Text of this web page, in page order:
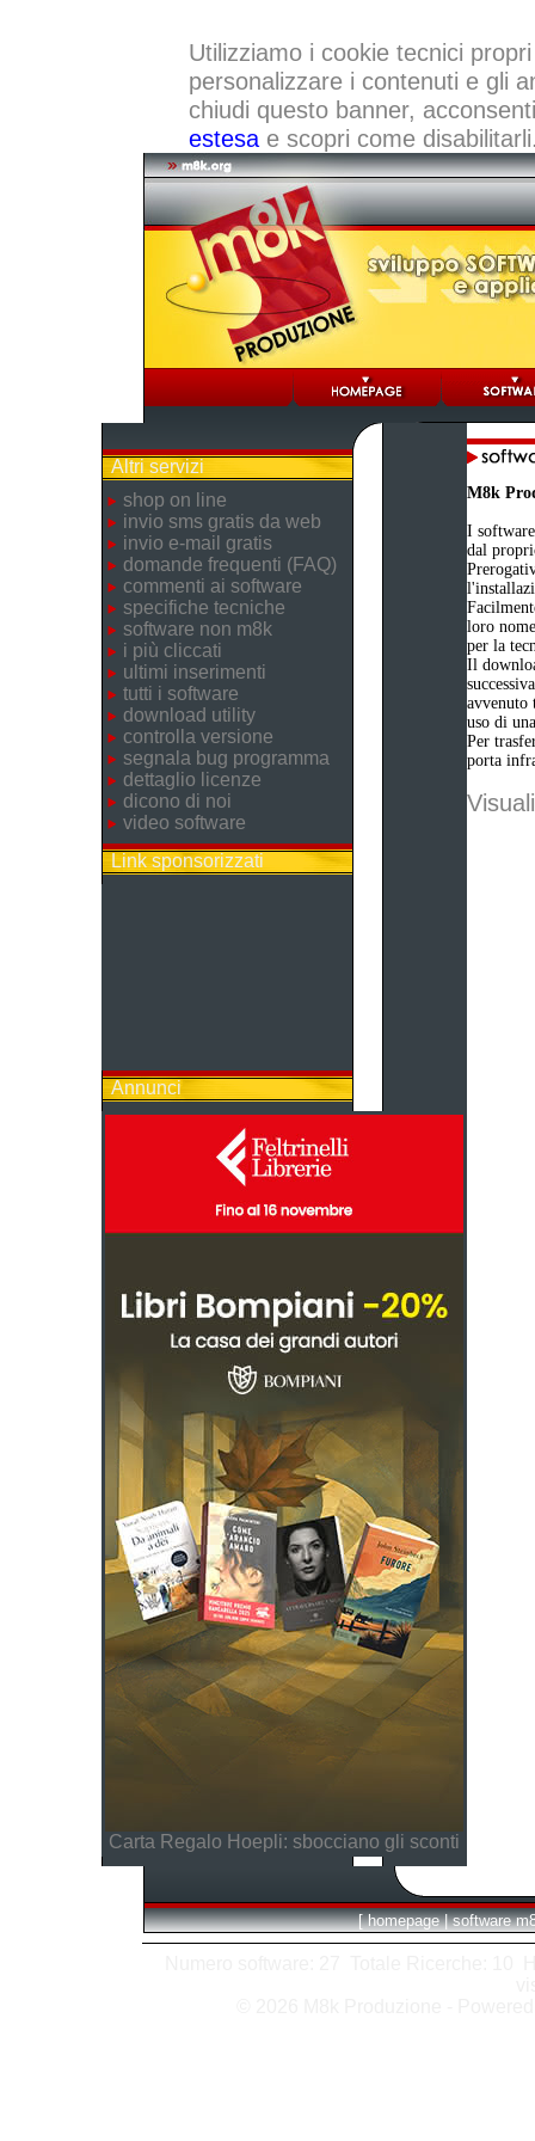
Utilizziamo i cookie tecnici
personalizzare i contenuti e gli
chiudi questo banner,
estesae scopri come
Altri servizi
shop on line
invio sms gratis da web
invio e-mail gratis
domande frequenti (FAQ)
commenti ai software
specifiche tecniche
software non m8k
i più cliccati
ultimi inserimenti
tutti i software
download utility
controlla versione
segnala bug programma
dettaglio licenze
dicono di noi
video software
Link sponsorizzati
Annunci
Carta Regalo Hoepli: sbocciano gli sconti
M8k
I
dal
loro
per la
Il
avvenuto
uso di
Per
porta
[ homepage | software